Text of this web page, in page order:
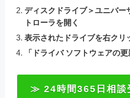
ディスクドライブ＞ユニバー
トローラを開く
表示されたドライブを右クリ
「ドライバ ソフトウェアの
≫ 24時間365日相談